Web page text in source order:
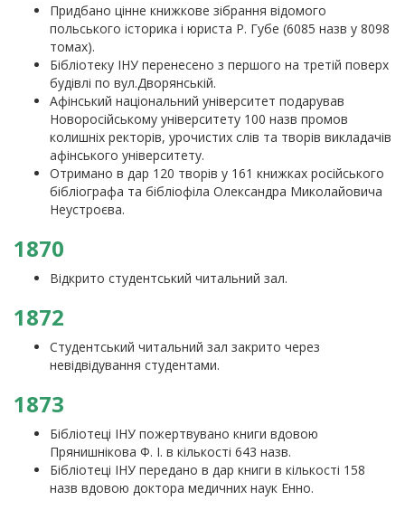
Придбано цінне книжкове зібрання відомого
польського історика і юриста Р. Губе (6085 назв у 8098
томах).
Бібліотеку ІНУ перенесено з першого на третій поверх
будівлі по вул.Дворянській.
Афінський національний університет подарував
Новоросійському університету 100 назв промов
колишніх ректорів, урочистих слів та творів викладачів
афінського університету.
Отримано в дар 120 творів у 161 книжках російського
бібліографа та бібліофіла Олександра Миколайовича
Неустроєва.
1870
Відкрито студентський читальний зал.
1872
Студентський читальний зал закрито через
невідвідування студентами.
1873
Бібліотеці ІНУ пожертвувано книги вдовою
Прянишнікова Ф. І. в кількості 643 назв.
Бібліотеці ІНУ передано в дар книги в кількості 158
назв вдовою доктора медичних наук Енно.